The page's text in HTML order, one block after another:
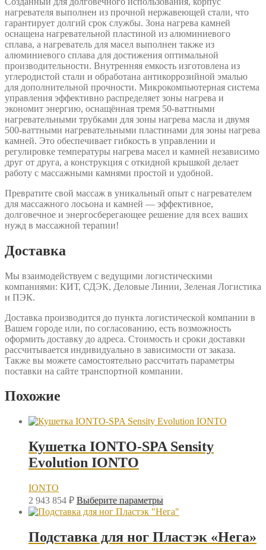
нагревателя выполнен из прочной нержавеющей стали, что
гарантирует долгий срок службы. Зона нагрева камней
оснащена нагревательной пластиной из алюминиевого
сплава, а нагреватель для масел выполнен также из
алюминиевого сплава для достижения оптимальной
производительности. Внутренняя емкость изготовлена из
углеродистой стали и обработана антикоррозийной эмалью
для дополнительной прочности. Микрокомпьютерная система
управления эффективно распределяет зоны нагрева и
экономит энергию, оснащённая тремя 50-ваттными
нагревательными трубками для зоны нагрева масла и двумя
500-ваттными нагревательными пластинами для зоны нагрева
камней. Это обеспечивает гибкость в управлении и
регулировке температуры нагрева масел и камней независимо
друг от друга, а конструкция с откидной крышкой делает
работу с массажными камнями простой и удобной.
Превратите свой массаж в уникальный опыт с нагревателем
для массажного лосьона и камней — эффективное,
долговечное и энергосберегающее решение для всех ваших
нужд в массажной терапии!
Доставка
Мы взаимодействуем с ведущими логистическими
компаниями: КИТ, СДЭК, Деловые Линии, Зеленая Логистика
и ПЭК.
Доставка производится до пункта логистической компании в
Вашем городе или, по согласованию, есть возможность
оформить доставку до адреса. Стоимость и сроки доставки
рассчитывается индивидуально в зависимости от заказа.
Также вы можете самостоятельно рассчитать параметры
поставки на сайте транспортной компании.
Похожие
Кушетка IONTO-SPA Sensity
Evolution IONTO
IONTO
2 943 854 ₽ Выберите параметрыЭтот
товар
имеет
несколько
вариаций.
Подставка для ног Пластэк «Нега»